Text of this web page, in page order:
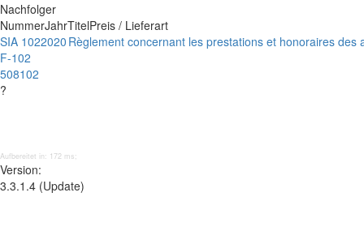
Nachfolger
NummerJahrTitelPreis / Lieferart
SIA 102
F-102
508102
?
2020 Règlement concernant les prestations et honoraires des
Aufbereitet in: 172 ms;
Version:
3.3.1.4 (Update)